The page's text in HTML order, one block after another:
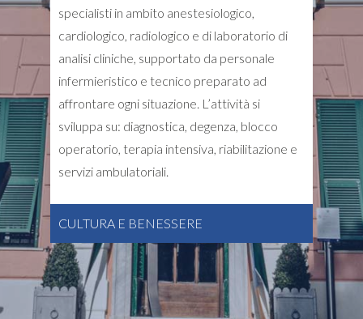
specialisti in ambito anestesiologico,
cardiologico, radiologico e di laboratorio di
analisi cliniche, supportato da personale
infermieristico e tecnico preparato ad
affrontare ogni situazione. L’attività si
sviluppa su: diagnostica, degenza, blocco
operatorio, terapia intensiva, riabilitazione e
servizi ambulatoriali.
CULTURA E BENESSERE